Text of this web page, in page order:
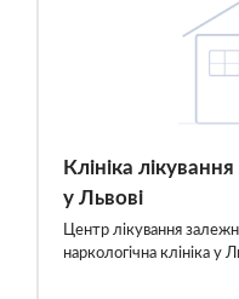
Клініка
у Львові
Центр лікування
наркологічна клініка у